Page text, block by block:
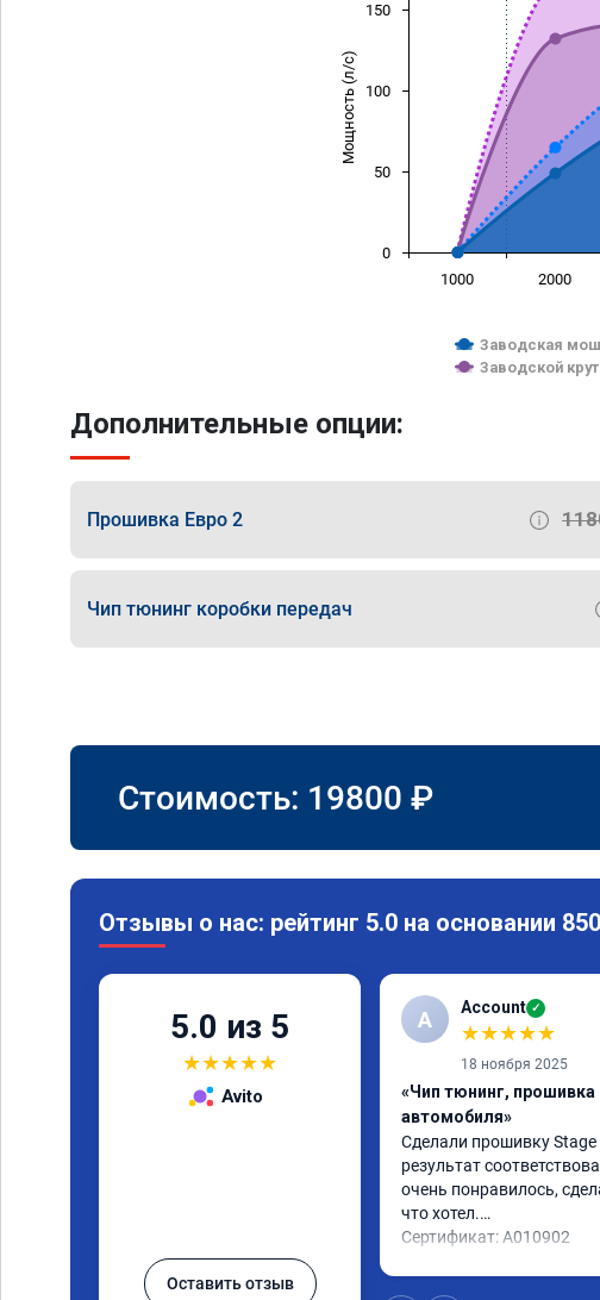
Мощность (л/с)
Заводская
Заводской
1000 2000
0
50
100
150
Дополнительные опции:
Прошивка Евро 2
Чип тюнинг коробки передач
Стоимость: 19800 ₽
Отзывы о нас: рейтинг 5.0 на основании
5.0 из 5
★★★★★
Avito
Оставить отзыв
A Account ✓
★★★★★
18 ноября 2025
«Чип тюнинг, прошивка
автомобиля»
Сделали прошивку
результат
очень понравилось,
что хотел.
Сертификат: A010902